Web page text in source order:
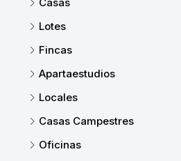
Lotes
Fincas
Apartaestudios
Locales
Casas Campestres
Oficinas